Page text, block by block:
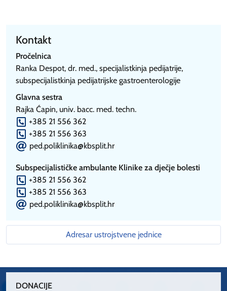
Kontakt
Pročelnica
Ranka Despot, dr. med., specijalistkinja pedijatrije,
subspecijalistkinja pedijatrijske gastroenterologije
Glavna sestra
Rajka Ćapin, univ. bacc. med. techn.
P +385 21 556 362
P +385 21 556 363
E ped.poliklinika@kbsplit.hr
Subspecijalističke ambulante Klinike za dječje bolesti
P +385 21 556 362
P +385 21 556 363
E ped.poliklinika@kbsplit.hr
Adresar ustrojstvene jednice
DONACIJE